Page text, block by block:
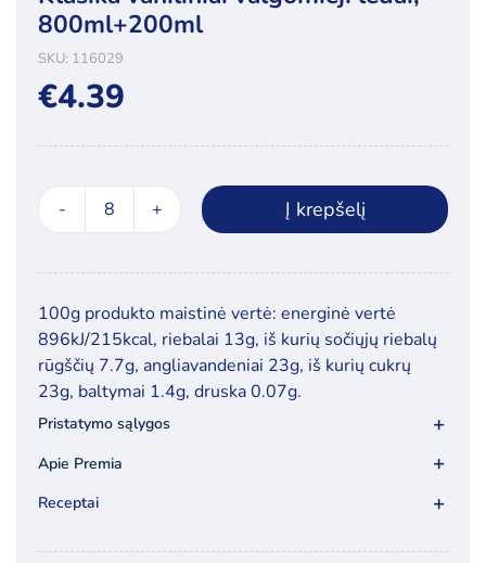
800ml+200ml
SKU: 116029
€4.39
produkto
Klasika
valgomieji
ledai,
800ml+200ml
Į krepšelį
100g produkto maistinė vertė: energinė vertė
896kJ/215kcal, riebalai 13g, iš kurių sočiųjų riebalų
rūgščių 7.7g, angliavandeniai 23g, iš kurių cukrų
23g, baltymai 1.4g, druska 0.07g.
Pristatymo sąlygos
Apie Premia
Receptai